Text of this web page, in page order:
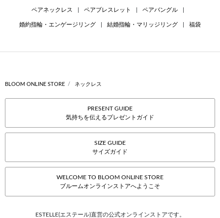
ペアネックレス ペアブレスレット ペアバングル
婚約指輪・エンゲージリング 結婚指輪・マリッジリング 福袋
BLOOM ONLINE STORE ネックレス
PRESENT GUIDE
気持ちを伝えるプレゼントガイド
SIZE GUIDE
サイズガイド
WELCOME TO BLOOM ONLINE STORE
ブルームオンラインストアへようこそ
ESTELLE(エステール)直営の公式オンラインストアです。